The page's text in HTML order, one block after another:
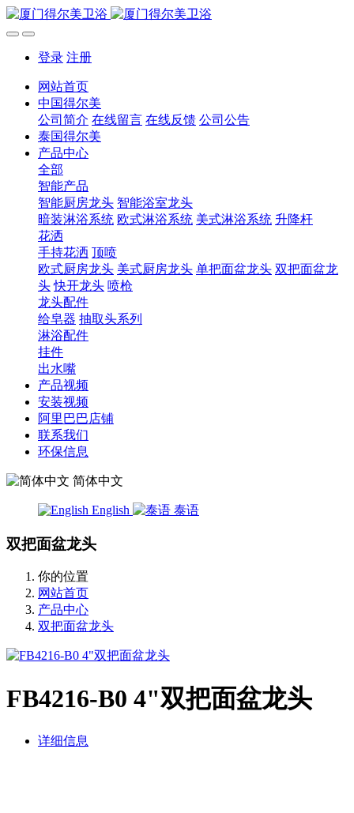
登录 注册
网站首页
中国得尔美
公司简介 在线留言 在线反馈 公司公告
泰国得尔美
产品中心
全部
智能产品
智能厨房龙头 智能浴室龙头
暗装淋浴系统 欧式淋浴系统 美式淋浴系统 升降杆
花洒
手持花洒 顶喷
欧式厨房龙头 美式厨房龙头 单把面盆龙头 双把面盆龙
头 快开龙头 喷枪
龙头配件
给皂器 抽取头系列
淋浴配件
挂件
出水嘴
产品视频
安装视频
阿里巴巴店铺
联系我们
环保信息
简体中文
English 泰语
双把面盆龙头
你的位置
网站首页
产品中心
双把面盆龙头
FB4216-B0 4"双把面盆龙头
详细信息